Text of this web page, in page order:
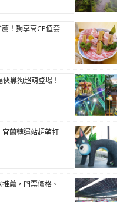
薦！獨享高CP值套
黑狗超萌登場！
宜蘭轉運站超萌打
薦，門票價格、